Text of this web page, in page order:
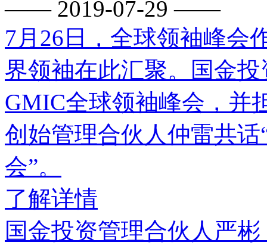
—— 2019-07-29 ——
7月26日，全球领袖峰会
界领袖在此汇聚。国金
GMIC全球领袖峰会，并
创始管理合伙人仲雷共
会”。
了解详情
国金投资管理合伙人严